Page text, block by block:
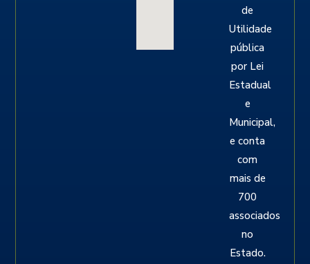
de
Utilidade
pública
por Lei
Estadual
e
Municipal,
e conta
com
mais de
700
associados
no
Estado.